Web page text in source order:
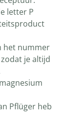
letter P
het nummer
je altijd
Pflüger heb